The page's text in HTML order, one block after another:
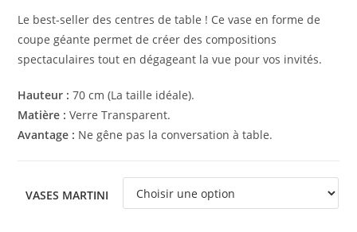
à
14,00 €
Le best-seller des centres de table ! Ce vase en forme de
coupe géante permet de créer des compositions
spectaculaires tout en dégageant la vue pour vos invités.
Hauteur : 70 cm (La taille idéale).
Matière : Verre Transparent.
Avantage : Ne gêne pas la conversation à table.
VASES MARTINI